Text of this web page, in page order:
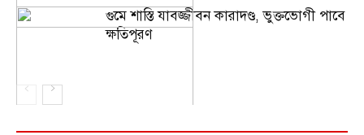
গুমে শাস্তি যাবজ্জীবন কারাদণ্ড, ভুক্তভোগী পাবে
ক্ষতিপূরণ